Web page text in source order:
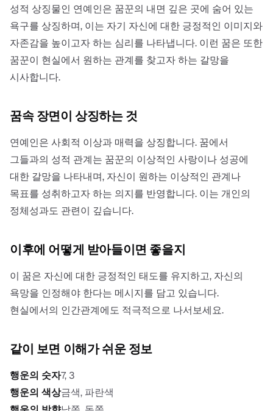
성적 상징물인 연예인은 꿈꾼의 내면 깊은 곳에 숨어 있는
욕구를 상징하며, 이는 자기 자신에 대한 긍정적인 이미지와
자존감을 높이고자 하는 심리를 나타냅니다. 이런 꿈은 또한
꿈꾼이 현실에서 원하는 관계를 찾고자 하는 갈망을
시사합니다.
꿈속 장면이 상징하는 것
연예인은 사회적 이상과 매력을 상징합니다. 꿈에서
그들과의 성적 관계는 꿈꾼의 이상적인 사랑이나 성공에
대한 갈망을 나타내며, 자신이 원하는 이상적인 관계나
목표를 성취하고자 하는 의지를 반영합니다. 이는 개인의
정체성과도 관련이 깊습니다.
이후에 어떻게 받아들이면 좋을지
이 꿈은 자신에 대한 긍정적인 태도를 유지하고, 자신의
욕망을 인정해야 한다는 메시지를 담고 있습니다.
현실에서의 인간관계에도 적극적으로 나서보세요.
같이 보면 이해가 쉬운 정보
행운의 숫자7, 3
행운의 색상금색, 파란색